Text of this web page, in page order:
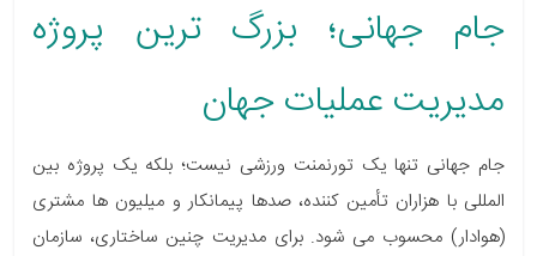
جام جهانی؛ بزرگ ترین پروژه
مدیریت عملیات جهان
جام جهانی تنها یک تورنمنت ورزشی نیست؛ بلکه یک پروژه بین
المللی با هزاران تأمین کننده، صدها پیمانکار و میلیون ها مشتری
(هوادار) محسوب می شود. برای مدیریت چنین ساختاری، سازمان